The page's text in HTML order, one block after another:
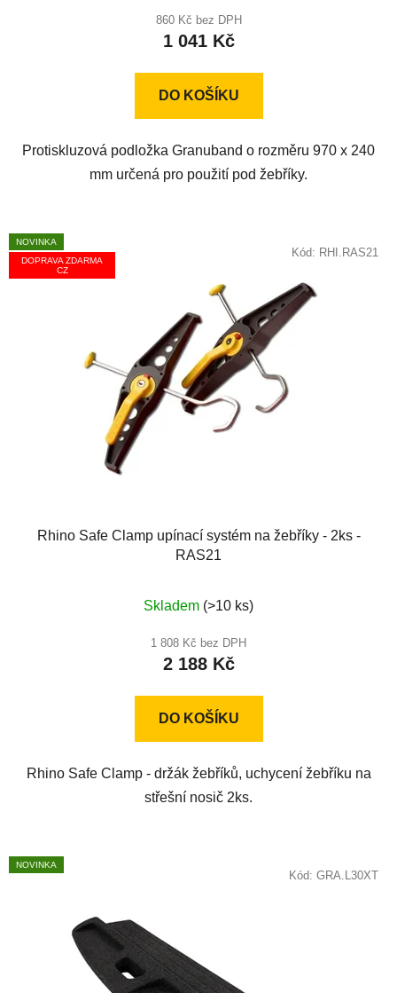
produktu
je
z
860 Kč bez DPH
1 041 Kč
DO KOŠÍKU
Protiskluzová podložka Granuband o rozměru 970 x 240
mm určená pro použití pod žebříky.
NOVINKA
DOPRAVA ZDARMA
CZ
Rhino Safe Clamp upínací systém na žebříky - 2ks -
RAS21
hodnocení
produktu
je
z
Skladem (>10 ks)
1 808 Kč bez DPH
2 188 Kč
DO KOŠÍKU
Rhino Safe Clamp - držák žebříků, uchycení žebříku na
střešní nosič 2ks.
Kód: RHI.RAS21
NOVINKA
Kód: GRA.L30XT